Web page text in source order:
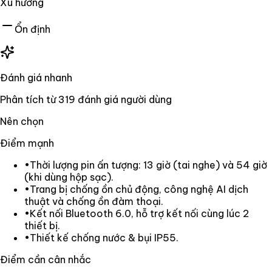
Ổn định
Đánh giá nhanh
Phân tích từ 319 đánh giá người dùng
Nên chọn
Điểm mạnh
•Thời lượng pin ấn tượng: 13 giờ (tai nghe) và 54 giờ
(khi dùng hộp sạc).
•Trang bị chống ồn chủ động, công nghệ AI dịch
thuật và chống ồn đàm thoại.
•Kết nối Bluetooth 6.0, hỗ trợ kết nối cùng lúc 2
thiết bị.
•Thiết kế chống nước & bụi IP55.
Điểm cần cân nhắc